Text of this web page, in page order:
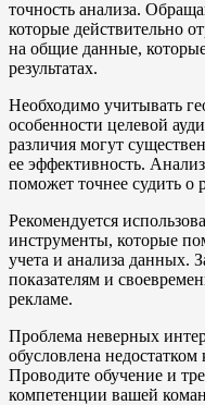
точность анализа.
которые действительно
на общие данные,
результатах.
Необходимо учитывать
особенности целевой
различия могут
ее эффективность.
поможет точнее судить о
Рекомендуется
инструменты, которые
учета и анализа данных.
показателям и
рекламе.
Проблема неверных
обусловлена
Проводите обучение и
компетенции вашей